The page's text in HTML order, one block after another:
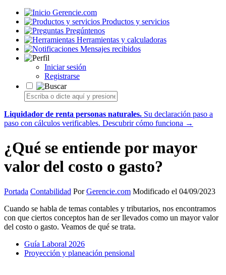
Gerencie.com
Productos y servicios
Pregúntenos
Herramientas y calculadoras
Mensajes recibidos
Iniciar sesión
Registrarse
Liquidador de renta personas naturales. Su declaración paso a
paso con cálculos verificables. Descubrir cómo funciona →
¿Qué se entiende por mayor
valor del costo o gasto?
Portada Contabilidad PorGerencie.com Modificado el 04/09/2023
Cuando se habla de temas contables y tributarios, nos encontramos
con que ciertos conceptos han de ser llevados como un mayor valor
del costo o gasto. Veamos de qué se trata.
Guía Laboral 2026
Proyección y planeación pensional